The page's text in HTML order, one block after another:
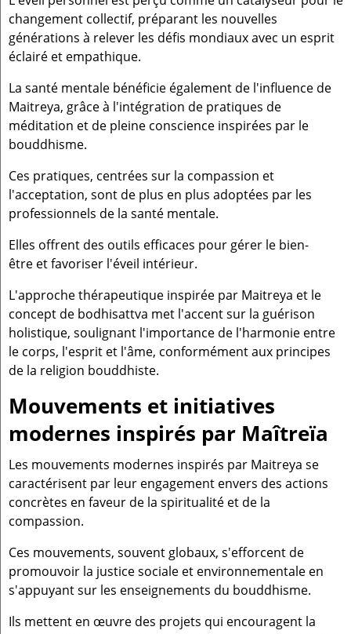
changement collectif, préparant les nouvelles
générations à relever les défis mondiaux avec un esprit
éclairé et empathique.
La santé mentale bénéficie également de l'influence de
Maitreya, grâce à l'intégration de pratiques de
méditation et de pleine conscience inspirées par le
bouddhisme.
Ces pratiques, centrées sur la compassion et
l'acceptation, sont de plus en plus adoptées par les
professionnels de la santé mentale.
Elles offrent des outils efficaces pour gérer le bien-
être et favoriser l'éveil intérieur.
L'approche thérapeutique inspirée par Maitreya et le
concept de bodhisattva met l'accent sur la guérison
holistique, soulignant l'importance de l'harmonie entre
le corps, l'esprit et l'âme, conformément aux principes
de la religion bouddhiste.
Mouvements et initiatives
modernes inspirés par Maîtreïa
Les mouvements modernes inspirés par Maitreya se
caractérisent par leur engagement envers des actions
concrètes en faveur de la spiritualité et de la
compassion.
Ces mouvements, souvent globaux, s'efforcent de
promouvoir la justice sociale et environnementale en
s'appuyant sur les enseignements du bouddhisme.
Ils mettent en œuvre des projets qui encouragent la